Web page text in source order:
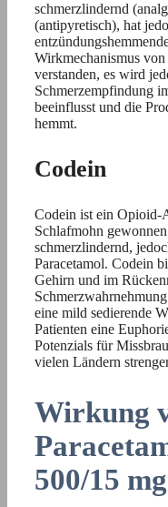
schmerzlindernd
(antipyretisch), hat
Wirkmechanismus
verstanden, es wird
Schmerzempfindung
beeinflusst und die
hemmt.
Codein
Codein ist ein Opioid-
Schlafmohn
schmerzlindernd,
Paracetamol. Codein
Gehirn und im
eine mild sedierende
Patienten eine
Potenzials für
vielen Ländern
Wirkung
500/15 mg